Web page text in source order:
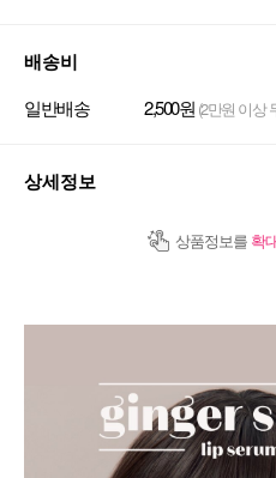
배송비
일반배송 2,500원 (2만원 이상
상세정보
상품정보를 확